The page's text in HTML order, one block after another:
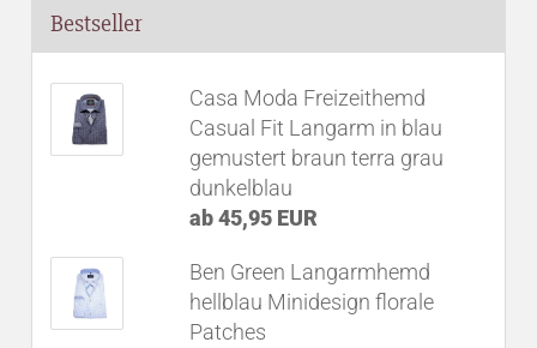
Bestseller
Casa Moda Freizeithemd
Casual Fit Langarm in blau
gemustert braun terra grau
dunkelblau
ab 45,95 EUR
Ben Green Langarmhemd
hellblau Minidesign florale
Patches